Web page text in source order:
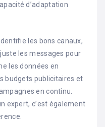
d’adaptation
les bons canaux,
les messages pour
les données en
budgets publicitaires et
en continu.
expert, c’est également